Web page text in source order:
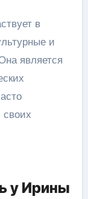
в
и
является
у Ирины